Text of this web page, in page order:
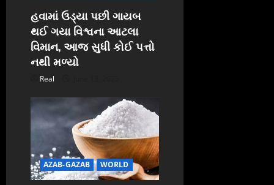
i
o
n
હવામાં ઉડ્યા પછી ગાયબ
થઈ ગયા વિશ્વના આટલા
વિમાન, આજ સુધી કોઈ પત્તો
નથી મળ્યો
Real
AZAB-GAZAB WORLD